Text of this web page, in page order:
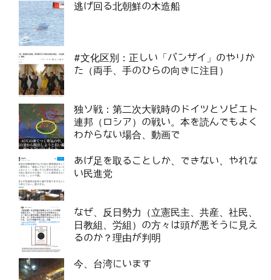
逃げ回る北朝鮮の木造船
#文化区別：正しい「バンザイ」のやりか
た（両手、手のひらの向きに注目）
独ソ戦：第二次大戦時のドイツとソビエト
連邦（ロシア）の戦い。本を読んでもよく
わからない場合、動画で
あげ足を取ることしか、できない、やれな
い民進党
なぜ、反日勢力（立憲民主、共産、社民、
日教組、労組）の方々は頭が悪そうに見え
るのか？理由が判明
今、台湾にいます